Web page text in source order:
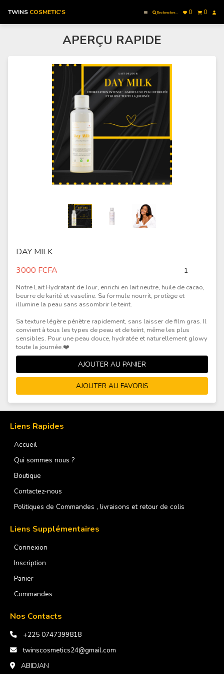
TWINS COSMETIC'S
Catégories
Mes Commandes
Commander Maintenant
Contactez nous
Rechercher... 0 0
APERÇU RAPIDE
DAY MILK
3000 FCFA
Notre Lait Hydratant de Jour, enrichi en lait neutre, huile de cacao,
beurre de karité et vaseline. Sa formule nourrit, protège et
illumine la peau sans assombrir le teint.
Sa texture légère pénètre rapidement, sans laisser de film gras. Il
convient à tous les types de peau et de teint, même les plus
sensibles. Pour une peau douce, hydratée et naturellement glowy
toute la journée.❤️
Liens Rapides
Accueil
Qui sommes nous ?
Boutique
Contactez-nous
Politiques de Commandes , livraisons et retour de colis
Liens Supplémentaires
Connexion
Inscription
Panier
Commandes
Nos Contacts
+225 0747399818
twinscosmetics24@gmail.com
ABIDJAN